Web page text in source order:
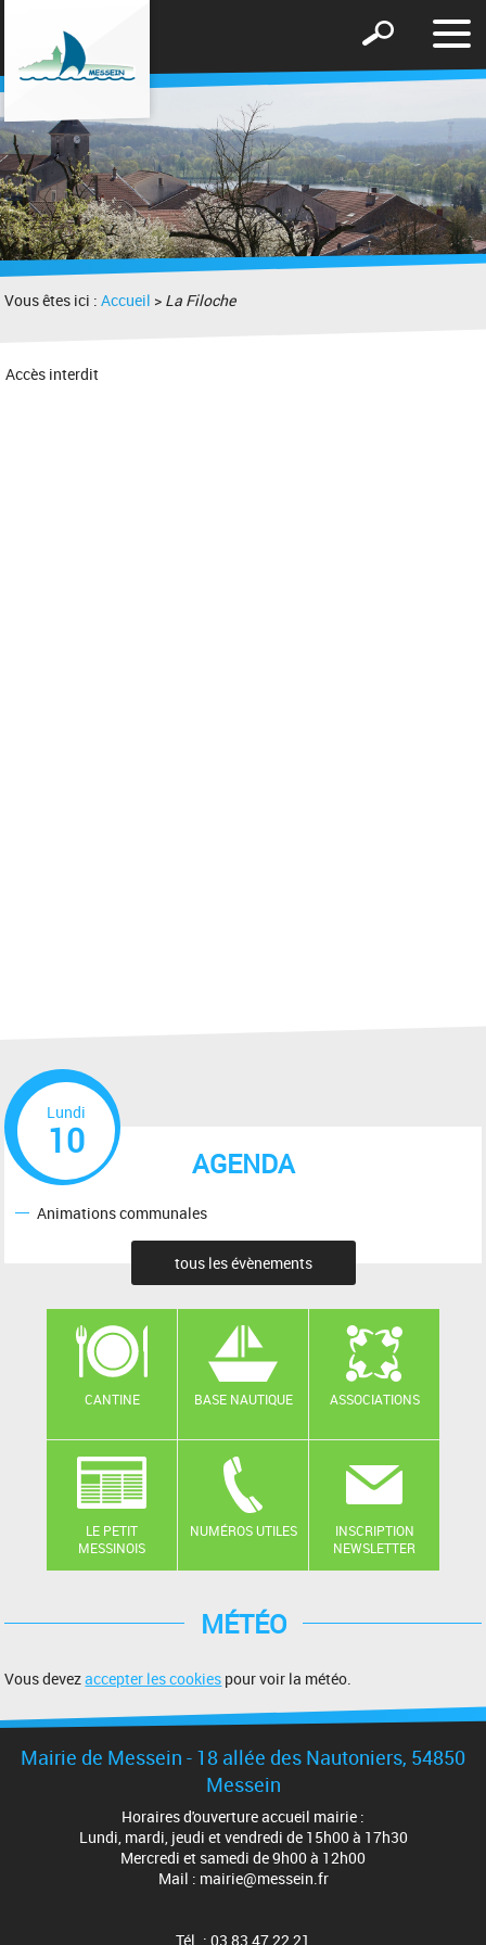
le
Afficher
formulaire
recherche
Vous êtes ici :Accueil > La Filoche
Accès interdit
AGENDA
Lundi
10
Animations communales
tous les évènements
CANTINE BASE NAUTIQUE ASSOCIATIONS
LE PETIT
MESSINOIS
NUMÉROS UTILES
INSCRIPTION
NEWSLETTER
MÉTÉO
Vous devezaccepter les cookies pour voir la météo.
Mairie de Messein - 18 allée des Nautoniers, 54850
Messein
Horaires d'ouverture accueil mairie :
Lundi, mardi, jeudi et vendredi de 15h00 à 17h30
Mercredi et samedi de 9h00 à 12h00
Mail : mairie@messein.fr
Tél. : 03 83 47 22 21